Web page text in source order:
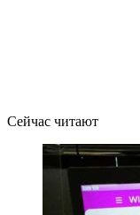
Сейчас читают